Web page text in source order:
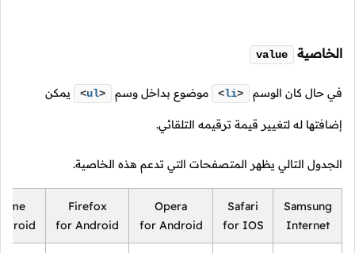
الخاصية value
في حال كان الوسم <li> موضوع بداخل وسم <ul> يمكن
إضافتها له لتغيير قيمة ترقيمه التلقائي.
الجدول التالي يظهر المتصفحات التي تدعم هذه الخاصية.
Firefox
for Android
Opera
for Android
Safari
for IOS
Samsung
Internet